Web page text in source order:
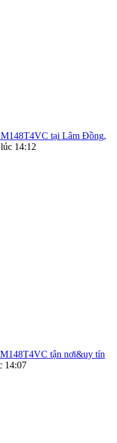
tại Lâm Đồng,
14:12
tận nơi&uy tín
14:07